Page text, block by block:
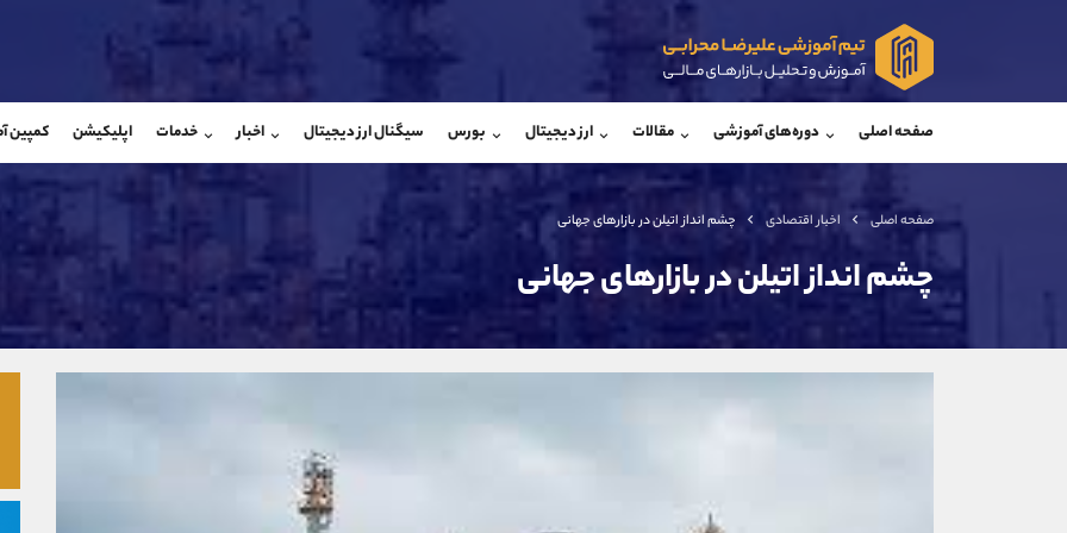
صفحه اصلی دوره‌های آموزشی مقالات ارز دیجیتال بورس سیگنال ارز دیجیتال اخبار خدمات اپلیکیشن کمپین
صفحه اصلی اخبار اقتصادی چشم انداز اتیلن در بازارهای جهانی
چشم انداز اتیلن در بازارهای جهانی
شروع گفتگو
تلگرام @Armteam_admin_103
واتساپ
تلگرام
داخلی
شروع
تلفن